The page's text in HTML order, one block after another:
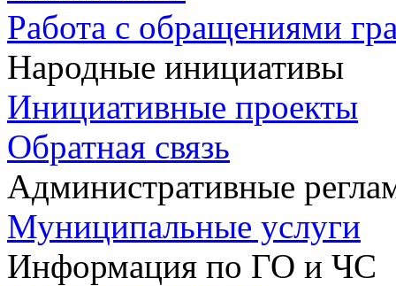
Работа с обращениями
Народные инициативы
Инициативные проекты
Обратная связь
Административные
Муниципальные услуги
Информация по ГО и ЧС